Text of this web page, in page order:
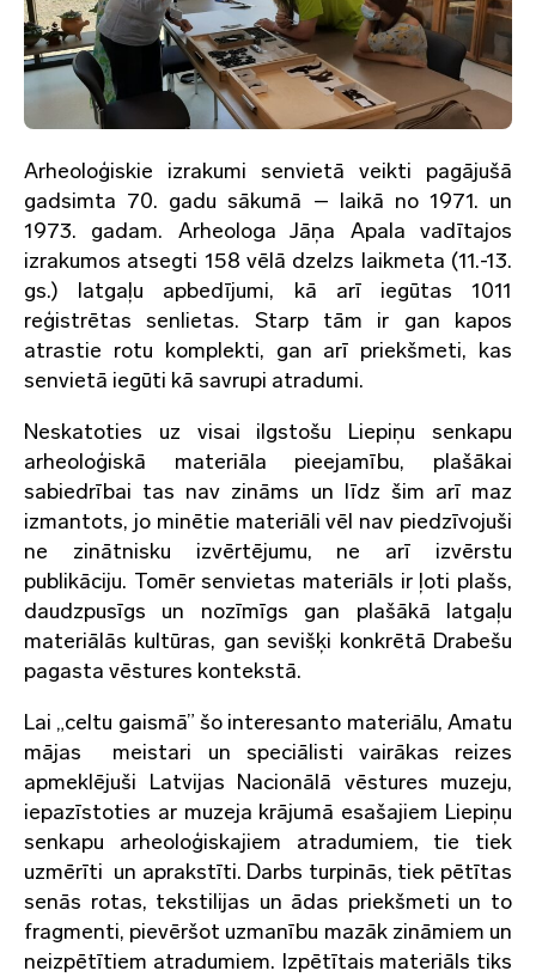
Arheoloģiskie izrakumi senvietā veikti pagājušā
gadsimta 70. gadu sākumā – laikā no 1971. un
1973. gadam. Arheologa Jāņa Apala vadītajos
izrakumos atsegti 158 vēlā dzelzs laikmeta (11.-13.
gs.) latgaļu apbedījumi, kā arī iegūtas 1011
reģistrētas senlietas. Starp tām ir gan kapos
atrastie rotu komplekti, gan arī priekšmeti, kas
senvietā iegūti kā savrupi atradumi.
Neskatoties uz visai ilgstošu Liepiņu senkapu
arheoloģiskā materiāla pieejamību, plašākai
sabiedrībai tas nav zināms un līdz šim arī maz
izmantots, jo minētie materiāli vēl nav piedzīvojuši
ne zinātnisku izvērtējumu, ne arī izvērstu
publikāciju. Tomēr senvietas materiāls ir ļoti plašs,
daudzpusīgs un nozīmīgs gan plašākā latgaļu
materiālās kultūras, gan sevišķi konkrētā Drabešu
pagasta vēstures kontekstā.
Lai „celtu gaismā” šo interesanto materiālu, Amatu
mājas meistari un speciālisti vairākas reizes
apmeklējuši Latvijas Nacionālā vēstures muzeju,
iepazīstoties ar muzeja krājumā esašajiem Liepiņu
senkapu arheoloģiskajiem atradumiem, tie tiek
uzmērīti un aprakstīti. Darbs turpinās, tiek pētītas
senās rotas, tekstilijas un ādas priekšmeti un to
fragmenti, pievēršot uzmanību mazāk zināmiem un
neizpētītiem atradumiem. Izpētītais materiāls tiks